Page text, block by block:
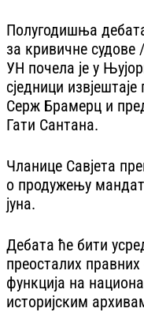
Полугодишња
за кривичне судове
УН почела је у
сједници
Серж Брамерц и
Гати Сантана.
Чланице Савјета
о продужењу
јуна.
Дебата ће бити
преосталих правних
функција на
историјским